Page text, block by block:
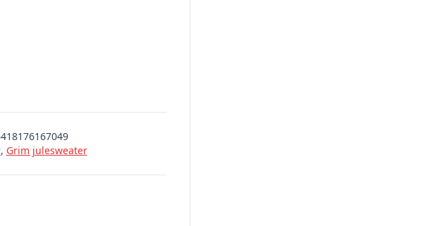
, Grim julesweater